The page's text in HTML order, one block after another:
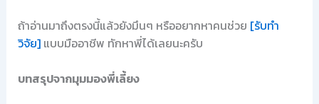
ถ้าอ่านมาถึงตรงนี้แล้วยังมึนๆ หรืออยากหาคนช่วย [รับทำ
วิจัย]แบบมืออาชีพ ทักหาพี่ได้เลยนะครับ
บทสรุปจากมุมมองพี่เลี้ยง